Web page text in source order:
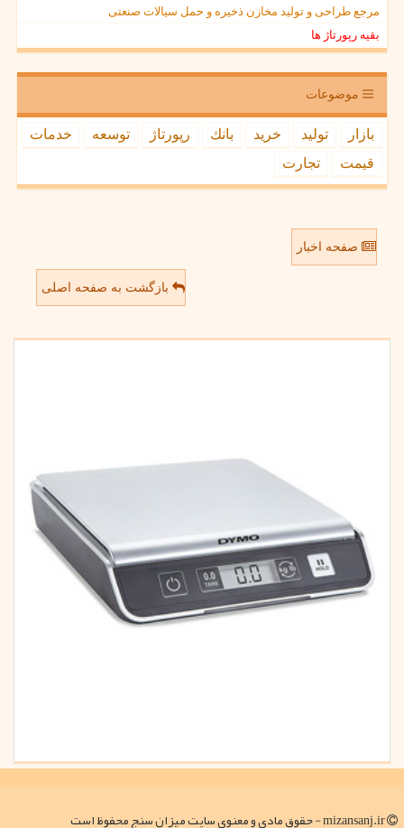
مرجع طراحی و تولید مخازن ذخیره و حمل سیالات صنعتی
بقیه رپورتاژ ها
موضوعات
بازار تولید خرید بانك رپورتاژ توسعه
خدمات
قیمت
تجارت
صفحه اخبار
بازگشت به صفحه اصلی